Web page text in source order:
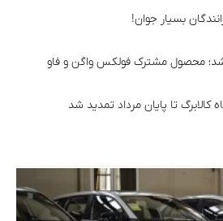
بسیار جوان!
کالابرگ تا پایان مرداد تمدید شد